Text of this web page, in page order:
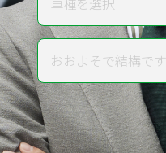
離 おおよそで結構です